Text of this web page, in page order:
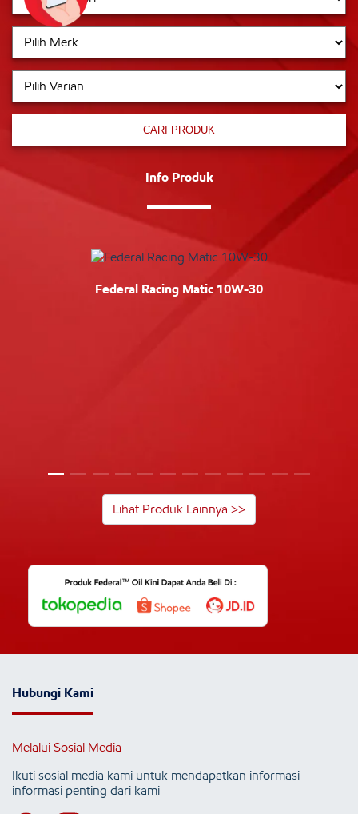
CARI PRODUK
Info Produk
Federal Racing Matic 10W-30
Lihat Produk Lainnya >>
Hubungi Kami
Melalui Sosial Media
Ikuti sosial media kami untuk mendapatkan informasi-
informasi penting dari kami